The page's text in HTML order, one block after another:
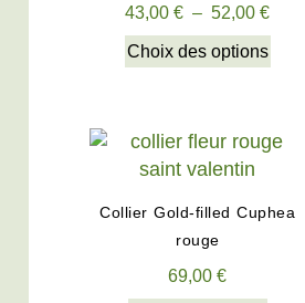
43,00€ – 52,00€
Choix des options
Collier Gold-filled Cuphea
rouge
69,00€